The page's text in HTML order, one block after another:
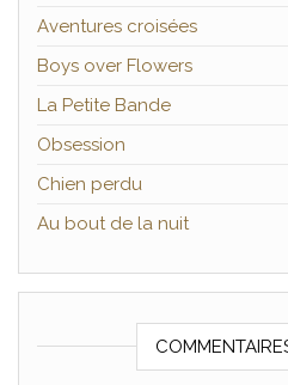
Aventures croisées
Boys over Flowers
La Petite Bande
Obsession
Chien perdu
Au bout de la nuit